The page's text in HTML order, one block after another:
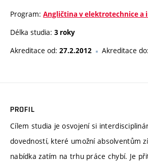
Program: Angličtina v elektrotechnice a
Délka studia: 3 roky
Akreditace od: 27.2.2012 Akreditace do:
PROFIL
Cílem studia je osvojení si
dovedností, které umožní absolventům
nabídka zatím na trhu práce chybí. Je